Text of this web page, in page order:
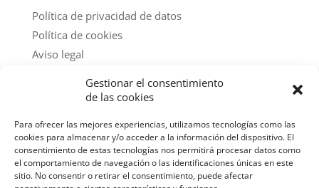
Gestionar el consentimiento
de las cookies
Para ofrecer las mejores experiencias, utilizamos tecnologías como las
cookies para almacenar y/o acceder a la información del dispositivo. El
consentimiento de estas tecnologías nos permitirá procesar datos como
el comportamiento de navegación o las identificaciones únicas en este
sitio. No consentir o retirar el consentimiento, puede afectar
Política de privacidad de datos
Política de cookies
Aviso legal
@ textos y fotos: amigos del parque